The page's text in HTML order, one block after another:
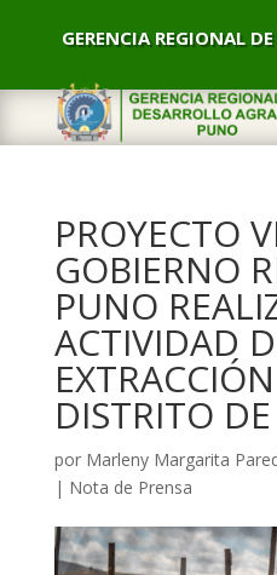
GERENCIA REGIONAL
PROYECTO
GOBIERNO
PUNO
ACTIVIDAD
DISTRITO
por Marleny Margarita
| Nota de Prensa